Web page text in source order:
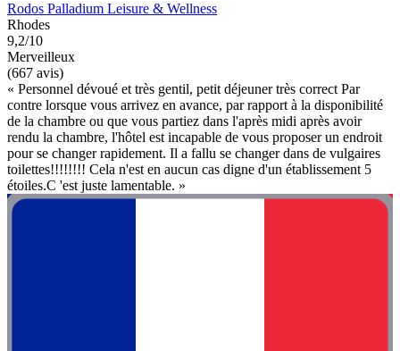
Rodos Palladium Leisure & Wellness
Rhodes
9,2/10
Merveilleux
(667 avis)
« Personnel dévoué et très gentil, petit déjeuner très correct Par
contre lorsque vous arrivez en avance, par rapport à la disponibilité
de la chambre ou que vous partiez dans l'après midi après avoir
rendu la chambre, l'hôtel est incapable de vous proposer un endroit
pour se changer rapidement. Il a fallu se changer dans de vulgaires
toilettes!!!!!!!! Cela n'est en aucun cas digne d'un établissement 5
étoiles.C 'est juste lamentable. »